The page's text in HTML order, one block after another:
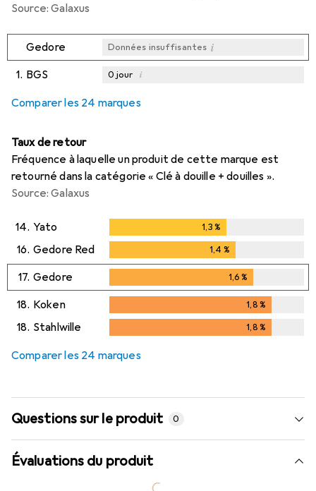
Source: Galaxus
Gedore Données insuffisantes i
1. BGS 0 jour i
Comparer les 24 marques
Taux de retour
Fréquence à laquelle un produit de cette marque est
retourné dans la catégorie « Clé à douille + douilles ».
Source: Galaxus
14. Yato 1,3%
16. Gedore Red 1,4 %
17. Gedore 1,6%
18. Koken 1,8%
18. Stahlwille 1,8%
Comparer les 24 marques
Questions sur le produit 0
Évaluations du produit